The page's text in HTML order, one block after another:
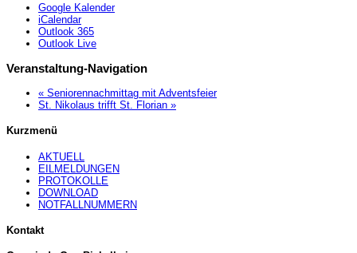
Google Kalender
iCalendar
Outlook 365
Outlook Live
Veranstaltung-Navigation
« Seniorennachmittag mit Adventsfeier
St. Nikolaus trifft St. Florian »
Kurzmenü
AKTUELL
EILMELDUNGEN
PROTOKOLLE
DOWNLOAD
NOTFALLNUMMERN
Kontakt